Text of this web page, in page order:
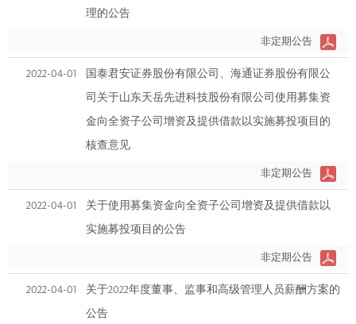
理的公告
非定期公告
2022-04-01
国泰君安证券股份有限公司、海通证券股份有限公
司关于山东天岳先进科技股份有限公司使用募集资
金向全资子公司增资及提供借款以实施募投项目的
核查意见
非定期公告
2022-04-01
关于使用募集资金向全资子公司增资及提供借款以
实施募投项目的公告
非定期公告
2022-04-01
关于2022年度董事、监事和高级管理人员薪酬方案的
公告